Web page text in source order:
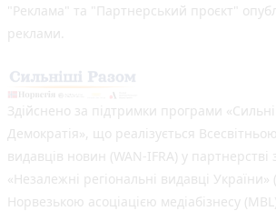
"Реклама" та "Партнерський проєкт"
реклами.
Здійснено за підтримки програми
Демократія», що реалізується
видавців новин (WAN-IFRA) у партнерстві
«Незалежні регіональні видавці
Норвезькою асоціацією медіабізнесу